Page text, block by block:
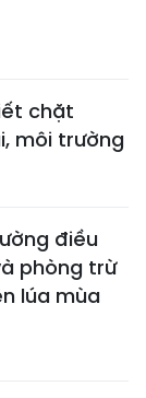
chặt
môi trường
điều
phòng trừ
lúa mùa